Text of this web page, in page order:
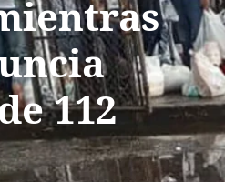
112